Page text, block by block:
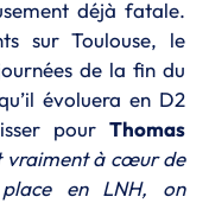
déjà fatale.
sur Toulouse, le
de la fin du
évoluera en D2
pour Thomas
vraiment à cœur de
en LNH, on